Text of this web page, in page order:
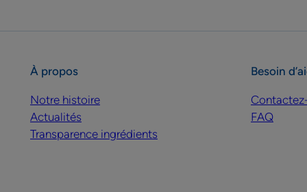
À propos
Notre histoire
Actualités
Transparence ingrédients
Besoin
FAQ